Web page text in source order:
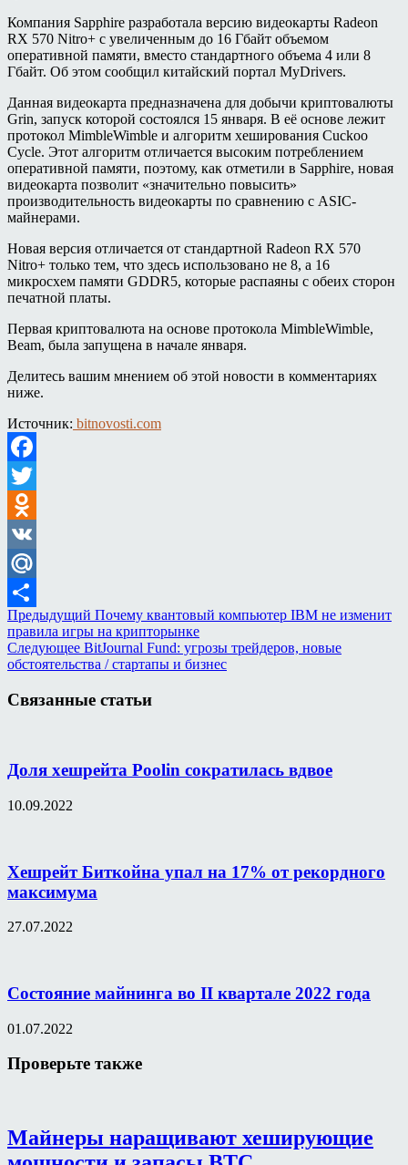
Компания Sapphire разработала версию видеокарты Radeon
RX 570 Nitro+ c увеличенным до 16 Гбайт объемом
оперативной памяти, вместо стандартного объема 4 или 8
Гбайт. Об этом сообщил китайский портал MyDrivers.
Данная видеокарта предназначена для добычи криптовалюты
Grin, запуск которой состоялся 15 января. В её основе лежит
протокол MimbleWimble и алгоритм хеширования Cuckoo
Cycle. Этот алгоритм отличается высоким потреблением
оперативной памяти, поэтому, как отметили в Sapphire, новая
видеокарта позволит «значительно повысить»
производительность видеокарты по сравнению с ASIC-
майнерами.
Новая версия отличается от стандартной Radeon RX 570
Nitro+ только тем, что здесь использовано не 8, а 16
микросхем памяти GDDR5, которые распаяны с обеих сторон
печатной платы.
Первая криптовалюта на основе протокола MimbleWimble,
Beam, была запущена в начале января.
Делитесь вашим мнением об этой новости в комментариях
ниже.
Источник: bitnovosti.com
Facebook
Twitter
Odnoklassniki
VK
Mail.Ru
Отправить
Предыдущий Почему квантовый компьютер IBM не изменит
правила игры на крипторынке
Следующее BitJournal Fund: угрозы трейдеров, новые
обстоятельства / стартапы и бизнес
Связанные статьи
Доля хешрейта Poolin сократилась вдвое
10.09.2022
Хешрейт Биткойна упал на 17% от рекордного
максимума
27.07.2022
Состояние майнинга во II квартале 2022 года
01.07.2022
Проверьте также
Майнеры наращивают хеширующие